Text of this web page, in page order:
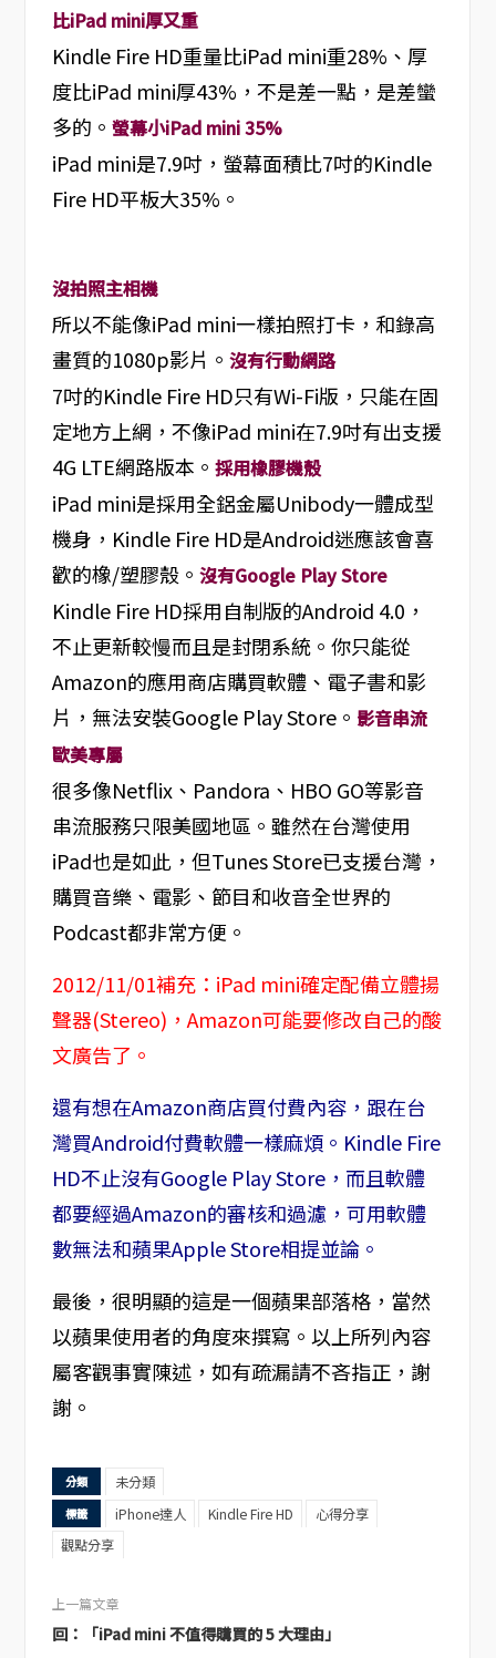
比iPad mini厚又重
Kindle Fire HD重量比iPad mini重28%、厚
度比iPad mini厚43%，不是差一點，是差蠻
多的。 螢幕小iPad mini 35%
iPad mini是7.9吋，螢幕面積比7吋的Kindle
Fire HD平板大35%。
沒拍照主相機
所以不能像iPad mini一樣拍照打卡，和錄高
畫質的1080p影片。 沒有行動網路
7吋的Kindle Fire HD只有Wi-Fi版，只能在固
定地方上網，不像iPad mini在7.9吋有出支援
4G LTE網路版本。 採用橡膠機殼
iPad mini是採用全鋁金屬Unibody一體成型
機身，Kindle Fire HD是Android迷應該會喜
歡的橡/塑膠殼。 沒有Google Play Store
Kindle Fire HD採用自制版的Android 4.0，
不止更新較慢而且是封閉系統。你只能從
Amazon的應用商店購買軟體、電子書和影
片，無法安裝Google Play Store。 影音串流
歐美專屬
很多像Netflix、Pandora、HBO GO等影音
串流服務只限美國地區。雖然在台灣使用
iPad也是如此，但Tunes Store已支援台灣，
購買音樂、電影、節目和收音全世界的
Podcast都非常方便。
2012/11/01補充：iPad mini確定配備立體揚
聲器(Stereo)，Amazon可能要修改自己的酸
文廣告了。
還有想在Amazon商店買付費內容，跟在台
灣買Android付費軟體一樣麻煩。 Kindle Fire
HD不止沒有Google Play Store，而且軟體
都要經過Amazon的審核和過濾，可用軟體
數無法和蘋果Apple Store相提並論。
最後，很明顯的這是一個蘋果部落格，當然
以蘋果使用者的角度來撰寫。以上所列內容
屬客觀事實陳述，如有疏漏請不吝指正，謝
謝。
分類 未分類
標籤 iPhone達人 Kindle Fire HD
心得分享
觀點分享
上一篇文章
回：「iPad mini 不值得購買的 5 大理由」